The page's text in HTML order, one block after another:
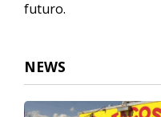
futuro.
NEWS